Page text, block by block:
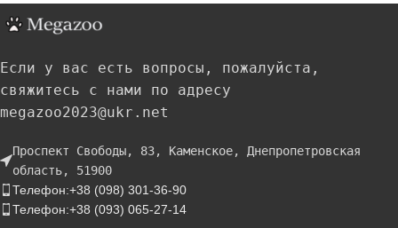
Если у вас есть вопросы, пожалуйста,
свяжитесь с нами по адресу
megazoo2023@ukr.net
Проспект Свободы, 83, Каменское, Днепропетровская
область, 51900
Телефон:+38 (098) 301-36-90
Телефон:+38 (093) 065-27-14